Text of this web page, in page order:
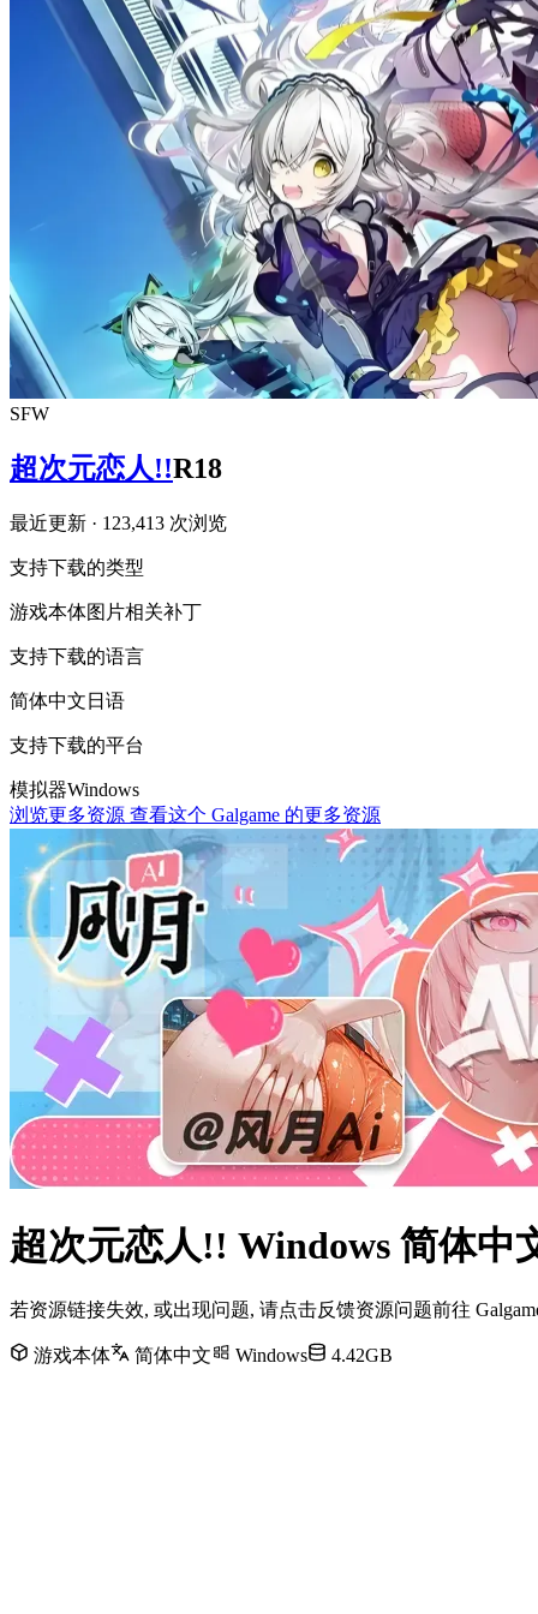
SFW
超次元恋人!!R18
最近更新 · 123,413 次浏览
支持下载的类型
游戏本体图片相关补丁
支持下载的语言
简体中文 日语
支持下载的平台
模拟器Windows
浏览更多资源 查看这个 Galgame 的更多资源
超次元恋人!! Windows 简体中
若资源链接失效, 或出现问题, 请点击反馈资源问题前往
游戏本体 简体中文 Windows 4.42GB